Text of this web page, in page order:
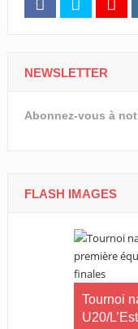
NEWSLETTER
Abonnez-vous à
FLASH IMAGES
Tournoi
U20/